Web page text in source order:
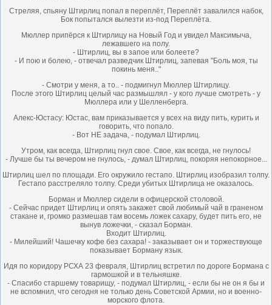
Стреляя, спьяну Штирлиц попал в переплёт, Переплёт завалился набок,
Бок попытался вылезти из-под Переплёта.
Мюллер припёрся к Штирлицу на Новый Год и увидел Максимыча,
лежавшего на полу.
- Штирлиц, вы в запое или болеете?
- И пою и болею, - отвечал разведчик Штирлиц, запевая "Боль моя, ты
покинь меня.."
- Смотри у меня, а то.. - подмигнул Мюллер Штирлицу.
После этого Штирлиц целый час размышлял - у кого лучше смотреть - у
Мюллера или у Шелленберга.
Алекс-Юстасу: Юстас, вам приказывается у всех на виду пить, курить и
говорить, что попало.
- Вот НЕ задача, - подумал Штирлиц.
Утром, как всегда, Штирлиц гнул свое. Свое, как всегда, не гнулось!
- Лучше бы ты вечером не гнулось, - думал Штирлиц, покоряя непокорное...
Штирлиц шел по площади. Его окружило гестапо. Штирлиц изобразил толпу.
Гестапо расстреляло толпу. Среди убитых Штирлица не оказалось.
Борман и Мюллер сидели в офицерской столовой.
- Сейчас придет Штирлиц и опять закажет свой любимый чай в граненом
стакане и, громко размешав там восемь ложек сахару, будет пить его, не
вынув ложечки, - сказал Борман.
Входит Штирлиц.
- Милейший! Чашечку кофе без сахара! - заказывает он и торжествующе
показывает Борману язык.
Идя по коридору РСХА 23 февраля, Штирлиц встретил по дороге Бормана с
гармошкой и в тельняшке.
- Спасибо старшему товарищу, - подумал Штирлиц, - если бы не он я бы и
не вспомнил, что сегодня не только день Советской Армии, но и военно-
морского флота.